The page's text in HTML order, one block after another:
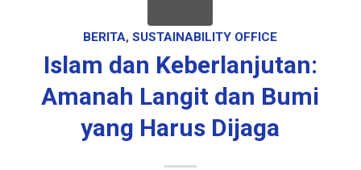
BERITA,SUSTAINABILITY OFFICE
Islam dan Keberlanjutan:
Amanah Langit dan Bumi
yang Harus Dijaga